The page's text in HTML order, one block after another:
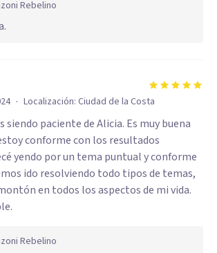
Rebelino
· Localización: Ciudad de la Costa
siendo paciente de Alicia. Es muy buena
conforme con los resultados
yendo por un tema puntual y conforme
ido resolviendo todo tipos de temas,
en todos los aspectos de mi vida.
Rebelino